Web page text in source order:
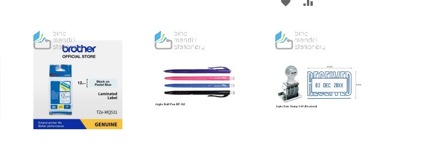
WISH
LIST
WISHCOMPARE